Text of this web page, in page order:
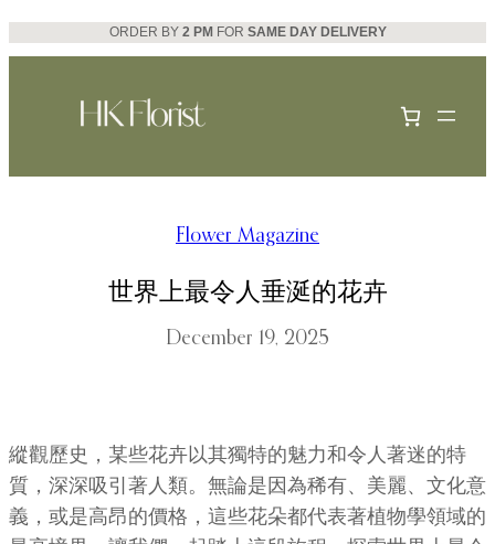
Skip
to
ORDER BY 2 PM FOR SAME DAY DELIVERY
Flower Magazine
世界上最令人垂涎​​的花卉
December 19, 2025
縱觀歷史，某些花卉以其獨特的魅力和令人著迷的特
質，深深吸引著人類。無論是因為稀有、美麗、文化意
義，或是高昂的價格，這些花朵都代表著植物學領域的